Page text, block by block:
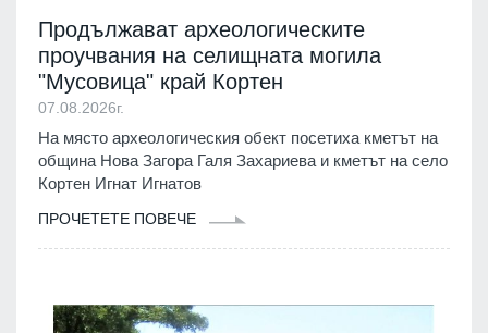
Продължават археологическите
проучвания на селищната могила
"Мусовица" край Кортен
07.08.2026г.
На място археологическия обект посетиха кметът на
община Нова Загора Галя Захариева и кметът на село
Кортен Игнат Игнатов
ПРОЧЕТЕТЕ ПОВЕЧЕ